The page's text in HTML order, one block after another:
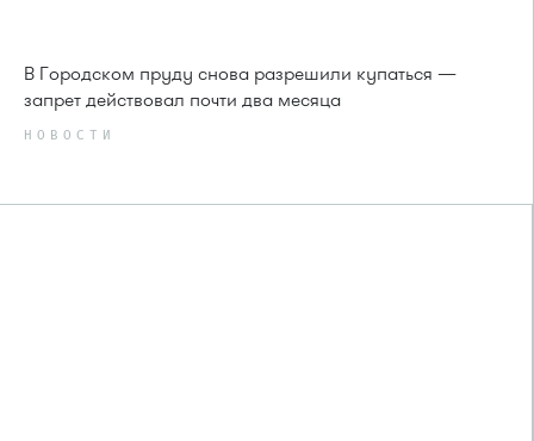
В Городском пруду снова разрешили купаться —
запрет действовал почти два месяца
НОВОСТИ